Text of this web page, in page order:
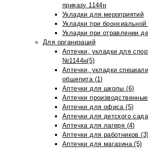
приказу 1144н
Укладки для мероприятий
Укладки при
Укладки при отравлении
Для организаций
Аптечки, укладки для
№1144н(5)
Аптечки, укладки
общепита (1)
Аптечки для школы (6)
Аптечки
Аптечки для офиса (5)
Аптечки для детского
Аптечка для лагеря (4)
Аптечки для работников (3)
Аптечки для магазина (5)